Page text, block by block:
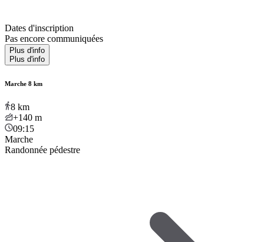
Dates d'inscription
Pas encore communiquées
Plus d'info
Plus d'info
Marche 8 km
8 km
+140 m
09:15
Marche
Randonnée pédestre